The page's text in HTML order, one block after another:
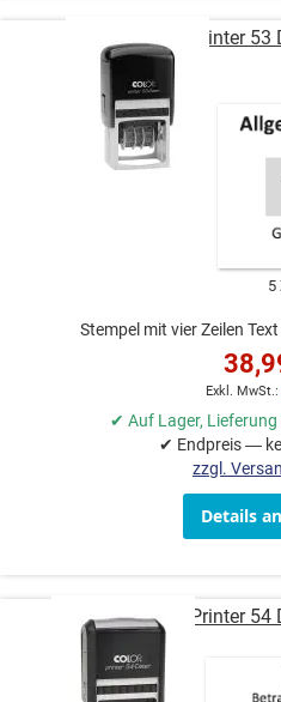
COLOP Printer 53
5
Stempel mit vier Zeilen
✔ Auf Lager, Lieferung
✔ Endpreis —
zzgl.
Details
COLOP Printer 54